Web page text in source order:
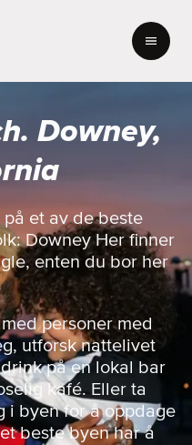
Downey,
et av de beste
Downey Her finner
enten du bor her
personer med
utforsk nattelivet
på en lokal bar
kafé. Eller ta
i byen for å oppdage
beste byen har å